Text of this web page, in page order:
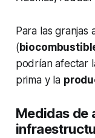
Para las granjas
(
podrían afectar
prima y la
Medidas de